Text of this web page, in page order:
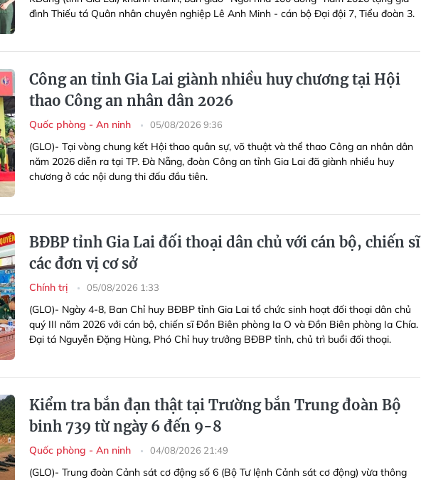
đình Thiếu tá Quân nhân chuyên nghiệp Lê Anh Minh - cán bộ Đại đội 7, Tiểu đoàn 3.
Công an tỉnh Gia Lai giành nhiều huy chương tại Hội
thao Công an nhân dân 2026
Quốc phòng - An ninh 05/08/2026 9:36
(GLO)- Tại vòng chung kết Hội thao quân sự, võ thuật và thể thao Công an nhân dân
năm 2026 diễn ra tại TP. Đà Nẵng, đoàn Công an tỉnh Gia Lai đã giành nhiều huy
chương ở các nội dung thi đấu đầu tiên.
BĐBP tỉnh Gia Lai đối thoại dân chủ với cán bộ, chiến sĩ
các đơn vị cơ sở
Chính trị 05/08/2026 1:33
(GLO)- Ngày 4-8, Ban Chỉ huy BĐBP tỉnh Gia Lai tổ chức sinh hoạt đối thoại dân chủ
quý III năm 2026 với cán bộ, chiến sĩ Đồn Biên phòng Ia O và Đồn Biên phòng Ia Chía.
Đại tá Nguyễn Đặng Hùng, Phó Chỉ huy trưởng BĐBP tỉnh, chủ trì buổi đối thoại.
Kiểm tra bắn đạn thật tại Trường bắn Trung đoàn Bộ
binh 739 từ ngày 6 đến 9-8
Quốc phòng - An ninh 04/08/2026 21:49
(GLO)- Trung đoàn Cảnh sát cơ động số 6 (Bộ Tư lệnh Cảnh sát cơ động) vừa thông